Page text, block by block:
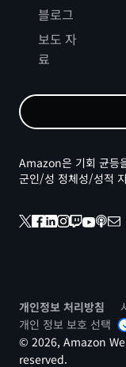
블로그
보도 자
료
Amazon은 기회 균등
군인/성 정체성/성적
개인정보 처리방침
개인 정보 보호 선택
© 2026, Amazon
reserved.